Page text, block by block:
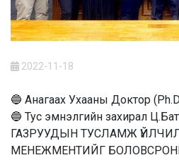
2022-11-18
🔵 Анагаах Ухааны Доктор
🔵 Тус эмнэлгийн захирал
ГАЗРУУДЫН ТУСЛАМЖ
МЕНЕЖМЕНТИЙГ